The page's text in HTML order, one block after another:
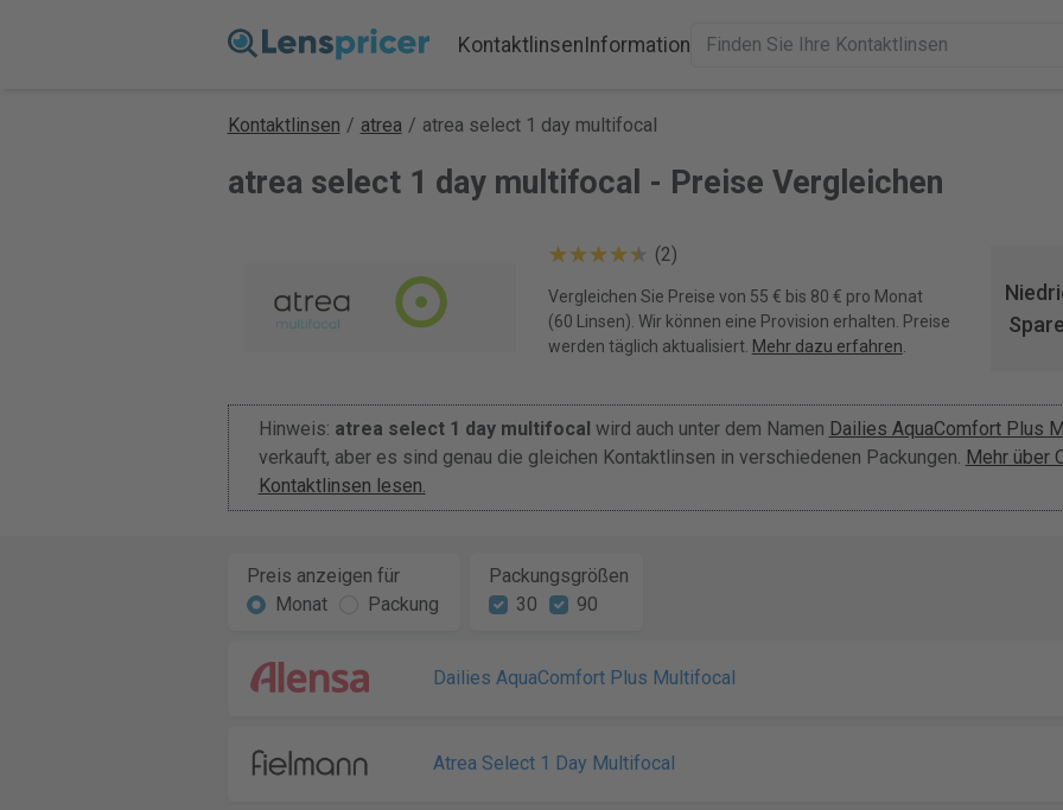
KontaktlinsenInformation
Kontaktlinsen / atrea / atrea select 1 day multifocal
atrea select 1 day multifocal - Preise Vergleichen
(2)
Vergleichen Sie Preise von 55 € bis 80 € pro Monat
(60 Linsen). Wir können eine Provision erhalten. Preise
werden täglich aktualisiert. Mehr dazu erfahren
Hinweis: atrea select 1 day multifocal wird auch unter dem Namen Dailies AquaComfort Plus
verkauft, aber es sind genau die gleichen Kontaktlinsen in verschiedenen Packungen. Mehr über
Kontaktlinsen lesen.
Preis anzeigen für
Monat
Packung
Packungsgrößen
30
90
Dailies AquaComfort Plus Multifocal
Atrea Select 1 Day Multifocal